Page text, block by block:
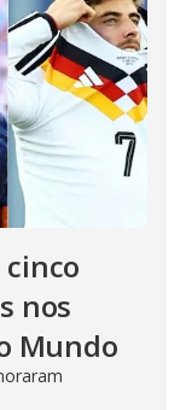
nos
Mundo